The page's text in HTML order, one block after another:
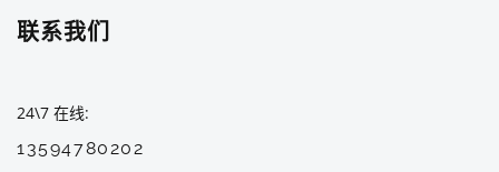
联系我们
24\7 在线
13594780202